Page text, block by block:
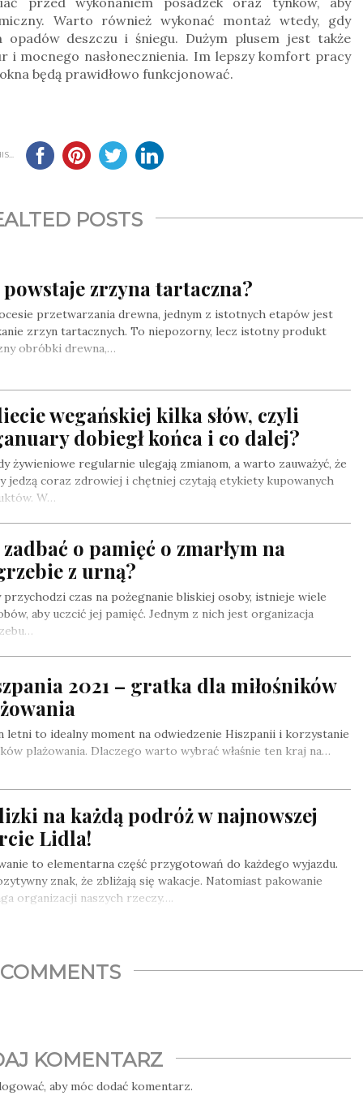
Warto również wykonać montaż wtedy, gdy
deszczu i śniegu. Dużym plusem jest także
i mocnego nasłonecznienia. Im lepszy komfort pracy
będą prawidłowo funkcjonować.
POSTS
powstaje zrzyna tartaczna?
przetwarzania drewna, jednym z istotnych etapów jest
zrzyn tartacznych. To niepozorny, lecz istotny produkt
obróbki drewna,…
wegańskiej kilka słów, czyli
dobiegł końca i co dalej?
żywieniowe regularnie ulegają zmianom, a warto zauważyć, że
jedzą coraz zdrowiej i chętniej czytają etykiety kupowanych
W…
zadbać o pamięć o zmarłym na
z urną?
przychodzi czas na pożegnanie bliskiej osoby, istnieje wiele
aby uczcić jej pamięć. Jednym z nich jest organizacja
2021 – gratka dla miłośników
letni to idealny moment na odwiedzenie Hiszpanii i korzystanie
plażowania. Dlaczego warto wybrać właśnie ten kraj na…
na każdą podróż w najnowszej
Lidla!
to elementarna część przygotowań do każdego wyjazdu.
znak, że zbliżają się wakacje. Natomiast pakowanie
organizacji naszych rzeczy….
COMMENTS
KOMENTARZ
, aby móc dodać komentarz.